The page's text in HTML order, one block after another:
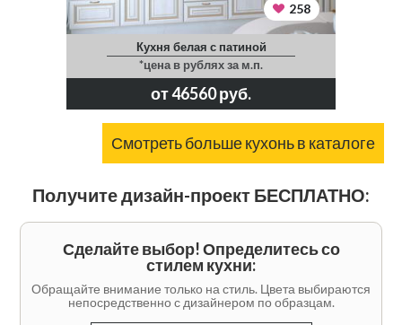
258
Кухня белая с патиной
*цена в рублях за м.п.
от 46560 руб.
Смотреть больше кухонь в каталоге
Получите дизайн-проект БЕСПЛАТНО:
Сделайте выбор! Определитесь со
стилем кухни:
Обращайте внимание только на стиль. Цвета выбираются
непосредственно с дизайнером по образцам.